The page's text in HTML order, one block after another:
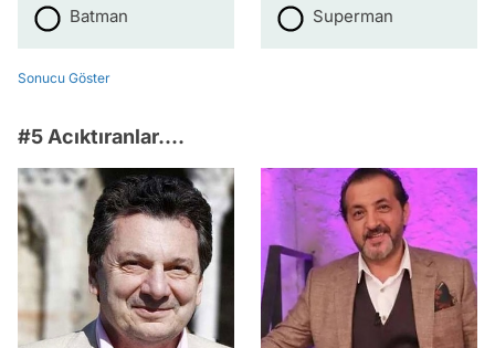
Batman Superman
Sonucu Göster
#5 Acıktıranlar....